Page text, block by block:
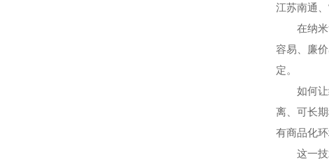
江苏南通
在纳米复
容易、廉
定。
如何让纳
离、可长
有商品化
这一技术